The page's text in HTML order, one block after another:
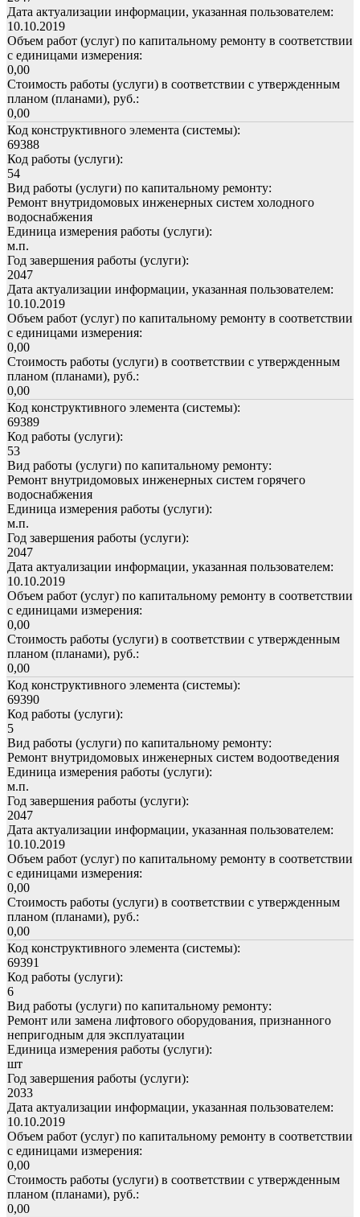
Дата актуализации информации, указанная пользователем:
10.10.2019
Объем работ (услуг) по капитальному ремонту в соответствии
с единицами измерения:
0,00
Стоимость работы (услуги) в соответствии с утвержденным
планом (планами), руб.:
0,00
Код конструктивного элемента (системы):
69388
Код работы (услуги):
54
Вид работы (услуги) по капитальному ремонту:
Ремонт внутридомовых инженерных систем холодного
водоснабжения
Единица измерения работы (услуги):
м.п.
Год завершения работы (услуги):
2047
Дата актуализации информации, указанная пользователем:
10.10.2019
Объем работ (услуг) по капитальному ремонту в соответствии
с единицами измерения:
0,00
Стоимость работы (услуги) в соответствии с утвержденным
планом (планами), руб.:
0,00
Код конструктивного элемента (системы):
69389
Код работы (услуги):
53
Вид работы (услуги) по капитальному ремонту:
Ремонт внутридомовых инженерных систем горячего
водоснабжения
Единица измерения работы (услуги):
м.п.
Год завершения работы (услуги):
2047
Дата актуализации информации, указанная пользователем:
10.10.2019
Объем работ (услуг) по капитальному ремонту в соответствии
с единицами измерения:
0,00
Стоимость работы (услуги) в соответствии с утвержденным
планом (планами), руб.:
0,00
Код конструктивного элемента (системы):
69390
Код работы (услуги):
5
Вид работы (услуги) по капитальному ремонту:
Ремонт внутридомовых инженерных систем водоотведения
Единица измерения работы (услуги):
м.п.
Год завершения работы (услуги):
2047
Дата актуализации информации, указанная пользователем:
10.10.2019
Объем работ (услуг) по капитальному ремонту в соответствии
с единицами измерения:
0,00
Стоимость работы (услуги) в соответствии с утвержденным
планом (планами), руб.:
0,00
Код конструктивного элемента (системы):
69391
Код работы (услуги):
6
Вид работы (услуги) по капитальному ремонту:
Ремонт или замена лифтового оборудования, признанного
непригодным для эксплуатации
Единица измерения работы (услуги):
шт
Год завершения работы (услуги):
2033
Дата актуализации информации, указанная пользователем:
10.10.2019
Объем работ (услуг) по капитальному ремонту в соответствии
с единицами измерения:
0,00
Стоимость работы (услуги) в соответствии с утвержденным
планом (планами), руб.:
0,00